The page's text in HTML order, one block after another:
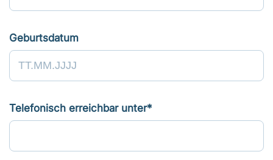
Geburtsdatum
Telefonisch erreichbar unter*